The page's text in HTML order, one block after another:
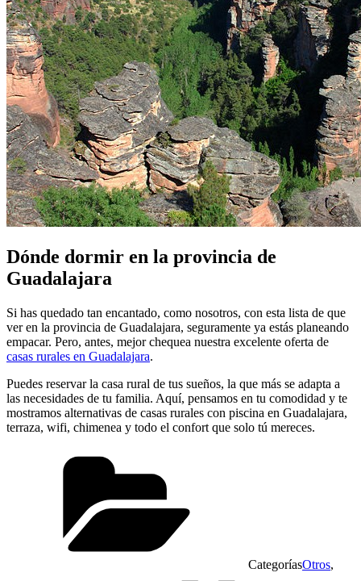
Dónde dormir en la provincia de
Guadalajara
Si has quedado tan encantado, como nosotros, con esta lista de que
ver en la provincia de Guadalajara, seguramente ya estás planeando
empacar. Pero, antes, mejor chequea nuestra excelente oferta de
casas rurales en Guadalajara.
Puedes reservar la casa rural de tus sueños, la que más se adapta a
las necesidades de tu familia. Aquí, pensamos en tu comodidad y te
mostramos alternativas de casas rurales con piscina en Guadalajara,
terraza, wifi, chimenea y todo el confort que solo tú mereces.
CategoríasOtros,